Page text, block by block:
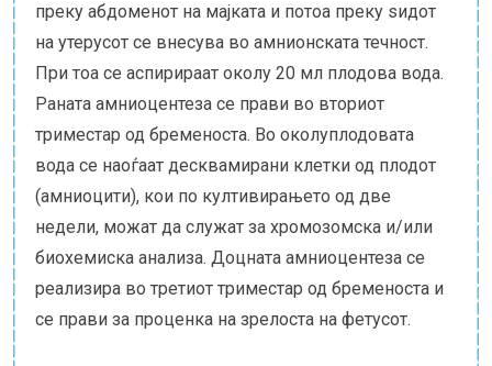
преку абдоменот на мајката и потоа преку ѕидот
на утерусот се внесува во амнионската течност.
При тоа се аспирираат околу 20 мл плодова вода.
Раната амниоцентеза се прави во вториот
триместар од бременоста. Во околуплодовата
вода се наоѓаат десквамирани клетки од плодот
(амниоцити), кои по култивирањето од две
недели, можат да служат за хромозомска и/или
биохемиска анализа. Доцната амниоцентеза се
реализира во третиот триместар од бременоста и
се прави за проценка на зрелоста на фетусот.